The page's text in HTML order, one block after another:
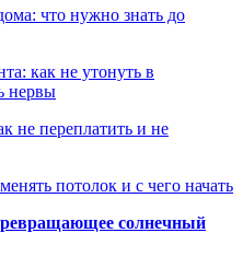
что нужно знать до
как не утонуть в
нервы
не переплатить и не
потолок и с чего начать
солнечный